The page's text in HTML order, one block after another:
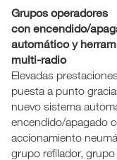
Grupos operadores
con encendido/
automático y
multi-radio
Elevadas
puesta a punto
nuevo sistema
encendido/apagado
accionamiento
grupo refilador, grupo